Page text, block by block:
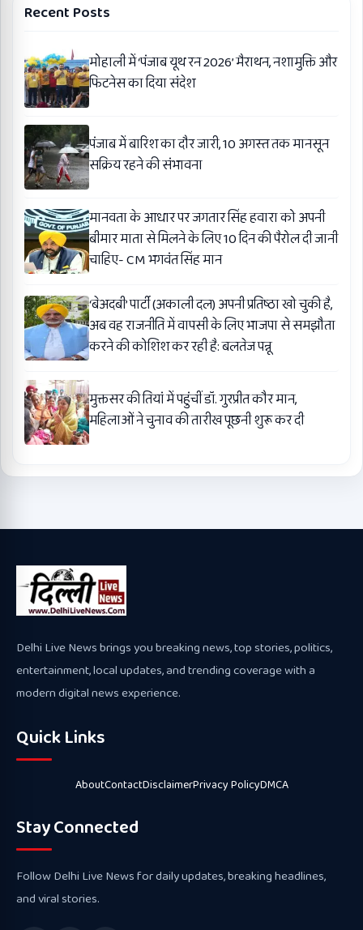
Recent Posts
मोहाली में ‘पंजाब यूथ रन 2026’ मैराथन, नशामुक्ति और
फिटनेस का दिया संदेश
पंजाब में बारिश का दौर जारी, 10 अगस्त तक मानसून
सक्रिय रहने की संभावना
मानवता के आधार पर जगतार सिंह हवारा को अपनी
बीमार माता से मिलने के लिए 10 दिन की पैरोल दी जानी
चाहिए- CM भगवंत सिंह मान
‘बेअदबी’ पार्टी (अकाली दल) अपनी प्रतिष्ठा खो चुकी है,
अब वह राजनीति में वापसी के लिए भाजपा से समझौता
करने की कोशिश कर रही है: बलतेज पन्नू
मुक्तसर की तियां में पहुंचीं डॉ. गुरप्रीत कौर मान,
महिलाओं ने चुनाव की तारीख पूछनी शुरू कर दी
Delhi Live News brings you breaking news, top stories, politics,
entertainment, local updates, and trending coverage with a
modern digital news experience.
Quick Links
AboutContactDisclaimerPrivacy PolicyDMCA
Stay Connected
Follow Delhi Live News for daily updates, breaking headlines,
and viral stories.